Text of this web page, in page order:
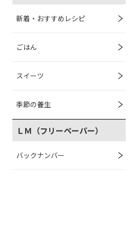
新着・おすすめレシピ
ごはん
スイーツ
季節の養生
ＬＭ（フリーペーパー）
バックナンバー